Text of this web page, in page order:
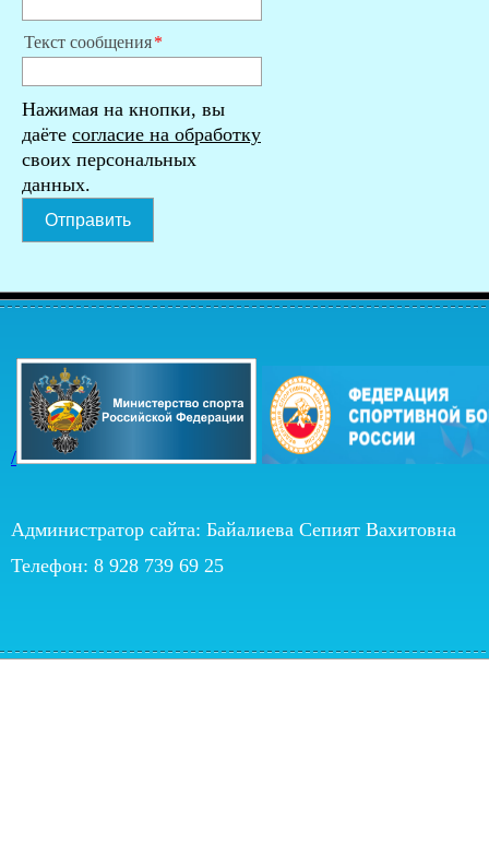
Текст сообщения
Нажимая на кнопки, вы
даёте согласие на обработку
своих персональных
данных.
Отправить
/
Администратор сайта: Байалиева Сепият Вахитовна
Телефон: 8 928 739 69 25